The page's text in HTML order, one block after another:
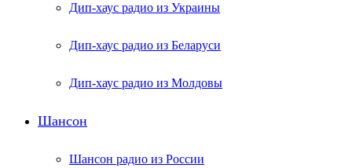
Дип-хаус радио из Украины
Дип-хаус радио из Беларуси
Дип-хаус радио из Молдовы
Шансон
Шансон радио из России